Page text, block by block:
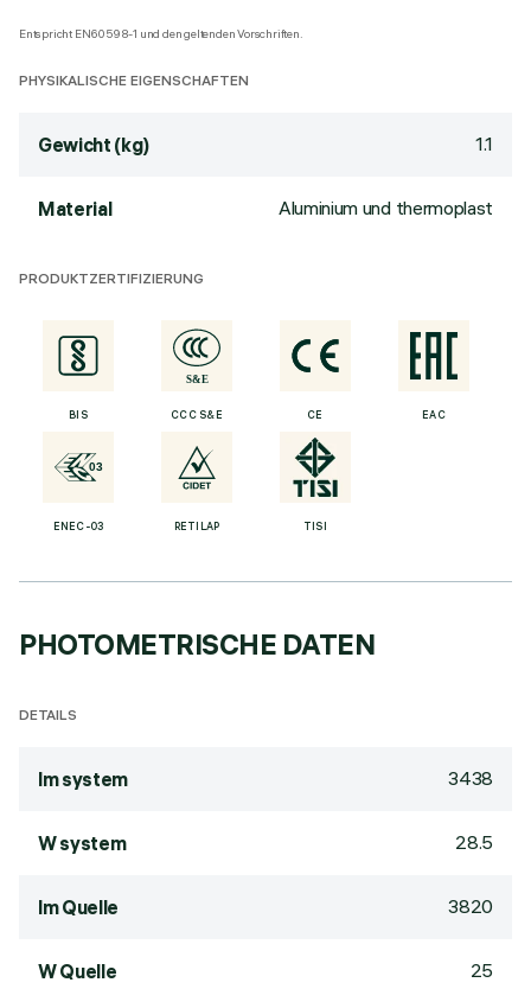
Entspricht EN60598-1 und den geltenden Vorschriften.
PHYSIKALISCHE EIGENSCHAFTEN
Gewicht (kg) 1.1
Material Aluminium und thermoplast
PRODUKTZERTIFIZIERUNG
BIS CCC S&E CE EAC
ENEC-03 RETILAP TISI
PHOTOMETRISCHE DATEN
DETAILS
lm system 3438
W system 28.5
lm Quelle 3820
W Quelle 25